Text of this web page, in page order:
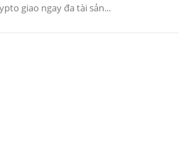
giao ngay đa tài sản...